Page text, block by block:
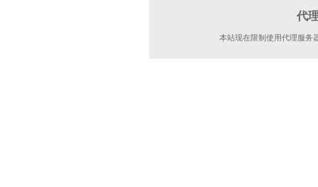
代
本站现在限制使用代理服务